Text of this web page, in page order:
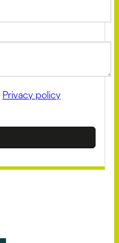
Privacy policy